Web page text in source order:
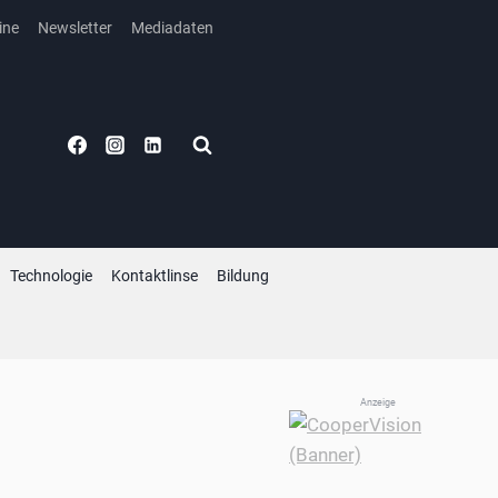
Newsletter Mediadaten
Technologie Kontaktlinse Bildung
Anzeige